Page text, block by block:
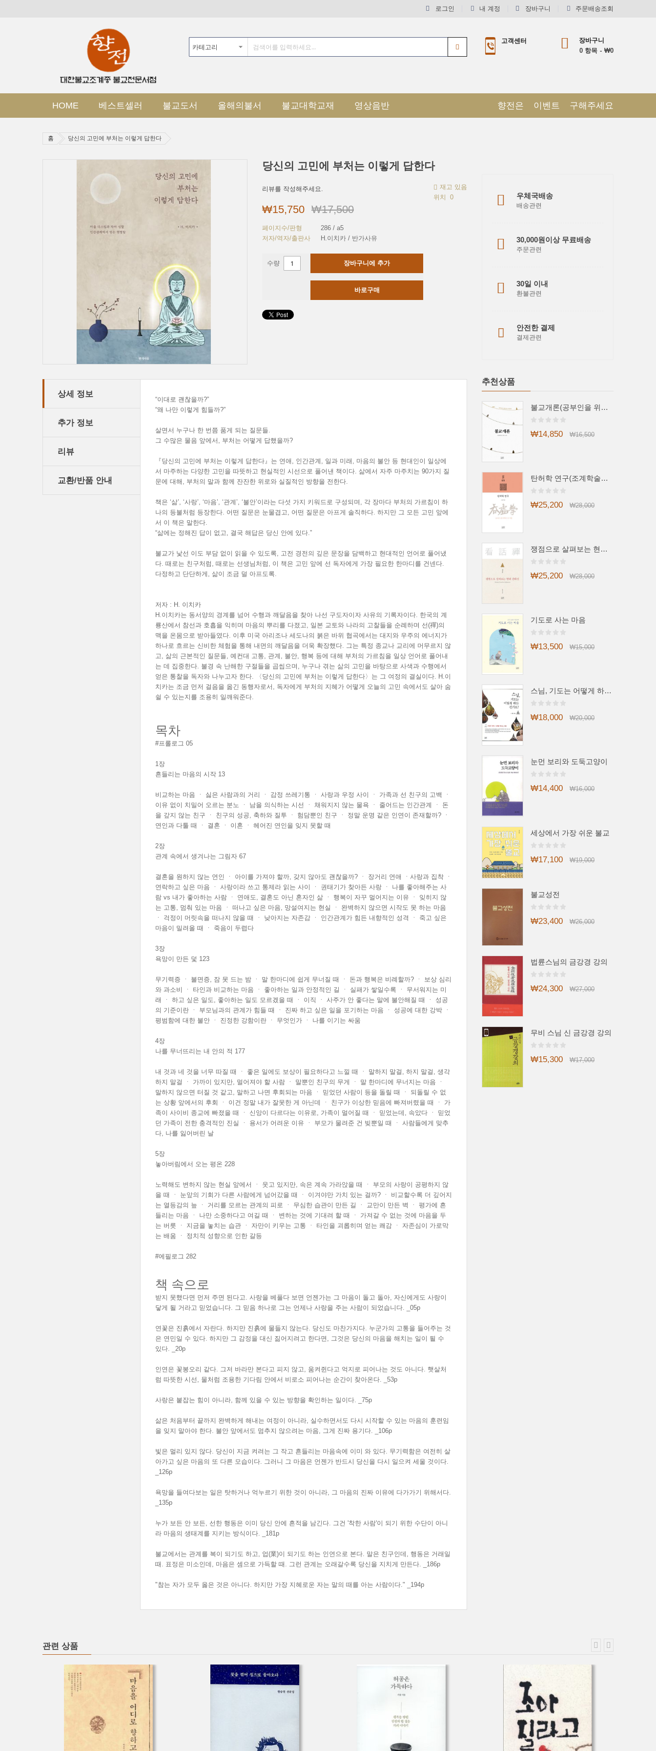
로그인 내 계정 장바구니 주문배송조회
장바구니
0 항목 ₩0
고객센터
HOME 베스트셀러 불교도서 올해의불서 불교대학교재 영상음반 구해주세요
이벤트
향전은
홈 당신의 고민에 부처는 이렇게 답한다
당신의 고민에 부처는 이렇게 답한다
재고 있음
위치
0
리뷰를 작성해주세요.
₩15,750 ₩17,500
페이지수/판형
286 / a5
저자/역자/출판사
H.이치카 / 반가사유
수량 장바구니에 추가
바로구매
상세 정보
추가 정보
리뷰
교환/반품 안내
“이대로 괜찮을까?”
“왜 나만 이렇게 힘들까?”
살면서 누구나 한 번쯤 품게 되는 질문들.
그 수많은 물음 앞에서, 부처는 어떻게 답했을까?
『당신의 고민에 부처는 이렇게 답한다』는 연애, 인간관계, 일과 미래, 마음의 불안 등 현대인이 일상에
서 마주하는 다양한 고민을 따뜻하고 현실적인 시선으로 풀어낸 책이다. 삶에서 자주 마주치는 90가지 질
문에 대해, 부처의 말과 함께 잔잔한 위로와 실질적인 방향을 전한다.
책은 ‘삶’, ‘사랑’, ‘마음’, ‘관계’, ‘불안’이라는 다섯 가지 키워드로 구성되며, 각 장마다 부처의 가르침이 하
나의 등불처럼 등장한다. 어떤 질문은 눈물겹고, 어떤 질문은 아프게 솔직하다. 하지만 그 모든 고민 앞에
서 이 책은 말한다.
“삶에는 정해진 답이 없고, 결국 해답은 당신 안에 있다.”
불교가 낯선 이도 부담 없이 읽을 수 있도록, 고전 경전의 깊은 문장을 담백하고 현대적인 언어로 풀어냈
다. 때로는 친구처럼, 때로는 선생님처럼, 이 책은 고민 앞에 선 독자에게 가장 필요한 한마디를 건넨다.
다정하고 단단하게, 삶이 조금 덜 아프도록.
저자 : H. 이치카
H.이치카는 동서양의 경계를 넘어 수행과 깨달음을 찾아 나선 구도자이자 사유의 기록자이다. 한국의 계
룡산에서 참선과 호흡을 익히며 마음의 뿌리를 다졌고, 일본 교토와 나라의 고찰들을 순례하며 선(禪)의
맥을 온몸으로 받아들였다. 이후 미국 아리조나 세도나의 붉은 바위 협곡에서는 대지와 우주의 에너지가
하나로 흐르는 신비한 체험을 통해 내면의 깨달음을 더욱 확장했다. 그는 특정 종교나 교리에 머무르지 않
고, 삶의 근본적인 질문들, 예컨대 고통, 관계, 불안, 행복 등에 대해 부처의 가르침을 일상 언어로 풀어내
는 데 집중한다. 불경 속 난해한 구절들을 곱씹으며, 누구나 겪는 삶의 고민을 바탕으로 사색과 수행에서
얻은 통찰을 독자와 나누고자 한다. 〈당신의 고민에 부처는 이렇게 답한다〉는 그 여정의 결실이다. H.이
치카는 조금 먼저 걸음을 옮긴 동행자로서, 독자에게 부처의 지혜가 어떻게 오늘의 고민 속에서도 살아 숨
쉴 수 있는지를 조용히 일깨워준다.
목차
#프롤로그 05
1장
흔들리는 마음의 시작 13
비교하는 마음 ㆍ 싫은 사람과의 거리 ㆍ 감정 쓰레기통 ㆍ 사랑과 우정 사이 ㆍ 가족과 선 친구의 고백 ㆍ
이유 없이 치밀어 오르는 분노 ㆍ 남을 의식하는 시선 ㆍ 채워지지 않는 물욕 ㆍ 줄어드는 인간관계 ㆍ 돈
을 갚지 않는 친구 ㆍ 친구의 성공, 축하와 질투 ㆍ 험담뿐인 친구 ㆍ 정말 운명 같은 인연이 존재할까? ㆍ
연인과 다툴 때 ㆍ 결혼 ㆍ 이혼 ㆍ 헤어진 연인을 잊지 못할 때
2장
관계 속에서 생겨나는 그림자 67
결혼을 원하지 않는 연인 ㆍ 아이를 가져야 할까, 갖지 않아도 괜찮을까? ㆍ 장거리 연애 ㆍ사랑과 집착 ㆍ
연락하고 싶은 마음 ㆍ 사랑이라 쓰고 통제라 읽는 사이 ㆍ 권태기가 찾아든 사랑 ㆍ 나를 좋아해주는 사
람 vs 내가 좋아하는 사람 ㆍ 연애도, 결혼도 아닌 혼자인 삶 ㆍ 행복이 자꾸 멀어지는 이유 ㆍ 잊히지 않
는 고통, 멈춰 있는 마음 ㆍ 떠나고 싶은 마음, 망설여지는 현실 ㆍ 완벽하지 않으면 시작도 못 하는 마음
ㆍ 걱정이 머릿속을 떠나지 않을 때 ㆍ 낮아지는 자존감 ㆍ 인간관계가 힘든 내향적인 성격 ㆍ 죽고 싶은
마음이 밀려올 때 ㆍ 죽음이 두렵다
3장
욕망이 만든 덫 123
무기력증 ㆍ 불면증, 잠 못 드는 밤 ㆍ 말 한마디에 쉽게 무너질 때 ㆍ 돈과 행복은 비례할까? ㆍ 보상 심리
와 과소비 ㆍ 타인과 비교하는 마음 ㆍ 좋아하는 일과 안정적인 길 ㆍ 실패가 쌓일수록 ㆍ 무서워지는 미
래 ㆍ 하고 싶은 일도, 좋아하는 일도 모르겠을 때 ㆍ 이직 ㆍ 사주가 안 좋다는 말에 불안해질 때 ㆍ 성공
의 기준이란 ㆍ 부모님과의 관계가 힘들 때 ㆍ 진짜 하고 싶은 일을 포기하는 마음 ㆍ 성공에 대한 강박 ㆍ
평범함에 대한 불안 ㆍ 진정한 강함이란 ㆍ 무엇인가 ㆍ 나를 이기는 싸움
4장
나를 무너뜨리는 내 안의 적 177
내 것과 네 것을 너무 따질 때 ㆍ 좋은 일에도 보상이 필요하다고 느낄 때 ㆍ 말하지 말걸, 하지 말걸, 생각
하지 말걸 ㆍ 가까이 있지만, 멀어져야 할 사람 ㆍ 말뿐인 친구의 무게 ㆍ 말 한마디에 무너지는 마음 ㆍ
말하지 않으면 터질 것 같고, 말하고 나면 후회되는 마음 ㆍ 믿었던 사람이 등을 돌릴 때 ㆍ 되돌릴 수 없
는 상황 앞에서의 후회 ㆍ 이건 정말 내가 잘못한 게 아닌데 ㆍ 친구가 이상한 믿음에 빠져버렸을 때 ㆍ 가
족이 사이비 종교에 빠졌을 때 ㆍ 신앙이 다르다는 이유로, 가족이 멀어질 때 ㆍ 믿었는데, 속았다 ㆍ 믿었
던 가족이 전한 충격적인 진실 ㆍ 용서가 어려운 이유 ㆍ 부모가 물려준 건 빚뿐일 때 ㆍ 사람들에게 맞추
다, 나를 잃어버린 날
5장
놓아버림에서 오는 평온 228
노력해도 변하지 않는 현실 앞에서 ㆍ 웃고 있지만, 속은 계속 가라앉을 때 ㆍ 부모의 사랑이 공평하지 않
을 때 ㆍ 눈앞의 기회가 다른 사람에게 넘어갔을 때 ㆍ 이겨야만 가치 있는 걸까? ㆍ 비교할수록 더 깊어지
는 열등감의 늪 ㆍ 거리를 모르는 관계의 피로 ㆍ 무심한 습관이 만든 길 ㆍ 교만이 만든 벽 ㆍ 평가에 흔
들리는 마음 ㆍ 나만 소중하다고 여길 때 ㆍ 변하는 것에 기대려 할 때 ㆍ 가져갈 수 없는 것에 마음을 두
는 버릇 ㆍ 지금을 놓치는 습관 ㆍ 자만이 키우는 고통 ㆍ 타인을 괴롭히며 얻는 쾌감 ㆍ 자존심이 가로막
는 배움 ㆍ 정치적 성향으로 인한 갈등
#에필로그 282
책 속으로
받지 못했다면 먼저 주면 된다고. 사랑을 베풀다 보면 언젠가는 그 마음이 돌고 돌아, 자신에게도 사랑이
닿게 될 거라고 믿었습니다. 그 믿음 하나로 그는 언제나 사랑을 주는 사람이 되었습니다. _05p
연꽃은 진흙에서 자란다. 하지만 진흙에 물들지 않는다. 당신도 마찬가지다. 누군가의 고통을 들어주는 것
은 연민일 수 있다. 하지만 그 감정을 대신 짊어지려고 한다면, 그것은 당신의 마음을 해치는 일이 될 수
있다. _20p
인연은 꽃봉오리 같다. 그저 바라만 본다고 피지 않고, 움켜쥔다고 억지로 피어나는 것도 아니다. 햇살처
럼 따뜻한 시선, 물처럼 조용한 기다림 안에서 비로소 피어나는 순간이 찾아온다. _53p
사랑은 붙잡는 힘이 아니라, 함께 있을 수 있는 방향을 확인하는 일이다. _75p
삶은 처음부터 끝까지 완벽하게 해내는 여정이 아니라, 실수하면서도 다시 시작할 수 있는 마음의 훈련임
을 잊지 말아야 한다. 불안 앞에서도 멈추지 않으려는 마음, 그게 진짜 용기다. _106p
빛은 멀리 있지 않다. 당신이 지금 켜려는 그 작고 흔들리는 마음속에 이미 와 있다. 무기력함은 여전히 살
아가고 싶은 마음의 또 다른 모습이다. 그러니 그 마음은 언젠가 반드시 당신을 다시 일으켜 세울 것이다.
_126p
욕망을 들여다보는 일은 탓하거나 억누르기 위한 것이 아니라, 그 마음의 진짜 이유에 다가가기 위해서다.
_135p
누가 보든 안 보든, 선한 행동은 이미 당신 안에 흔적을 남긴다. 그건 '착한 사람'이 되기 위한 수단이 아니
라 마음의 생태계를 지키는 방식이다. _181p
불교에서는 관계를 복이 되기도 하고, 업(業)이 되기도 하는 인연으로 본다. 말은 친구인데, 행동은 거래일
때. 표정은 미소인데, 마음은 셈으로 가득할 때. 그런 관계는 오래갈수록 당신을 지치게 만든다. _186p
"참는 자가 모두 옳은 것은 아니다. 하지만 가장 지혜로운 자는 말의 때를 아는 사람이다." _194p
우체국배송
배송관련
30,000원이상 무료배송
주문관련
30일 이내
환불관련
안전한 결제
결제관련
추천상품
불교개론(공부인을 위한 불교 안내서)
₩14,850 ₩16,500
탄허학 연구(조계학술총서3)
₩25,200 ₩28,000
쟁점으로 살펴보는 현대 간화선
₩25,200 ₩28,000
기도로 사는 마음
₩13,500 ₩15,000
스님, 기도는 어떻게 하는 건가요?
₩18,000 ₩20,000
눈먼 보리와 도둑고양이
₩14,400 ₩16,000
세상에서 가장 쉬운 불교
₩17,100 ₩19,000
불교성전
₩23,400 ₩26,000
법륜스님의 금강경 강의
₩24,300 ₩27,000
무비 스님 신 금강경 강의
₩15,300 ₩17,000
관련 상품